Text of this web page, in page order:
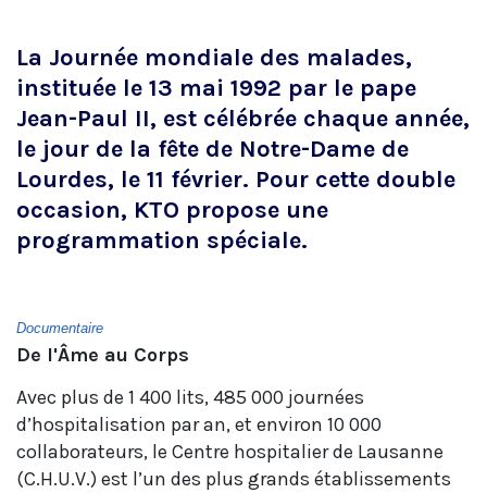
La Journée mondiale des malades,
instituée le 13 mai 1992 par le pape
Jean-Paul II, est célébrée chaque année,
le jour de la fête de Notre-Dame de
Lourdes, le 11 février. Pour cette double
occasion, KTO propose une
programmation spéciale.
Documentaire
De l'Âme au Corps
Avec plus de 1 400 lits, 485 000 journées
d’hospitalisation par an, et environ 10 000
collaborateurs, le Centre hospitalier de Lausanne
(C.H.U.V.) est l’un des plus grands établissements